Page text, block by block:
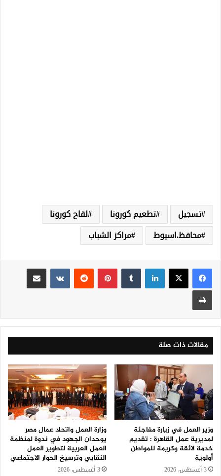
تسجيل تطعيم كورونا
لقاح كورونا
محافظ.اسيوط
مراكز الشباب
لينكدإن بينتيريست
مقالات ذات صلة
وزير العمل في زيارة مفاجئة
لمديرية عمل القاهرة : تقديم
خدمة لائقة وكريمة للمواطن
أولوية
3 أغسطس، 2026
وزارة العمل واتحاد عمال مصر
يوحدان الجهود في ندوة لمنظمة
العمل العربية لتطوير العمل
النقابي وترسيخ الحوار الاجتماعي
3 أغسطس، 2026